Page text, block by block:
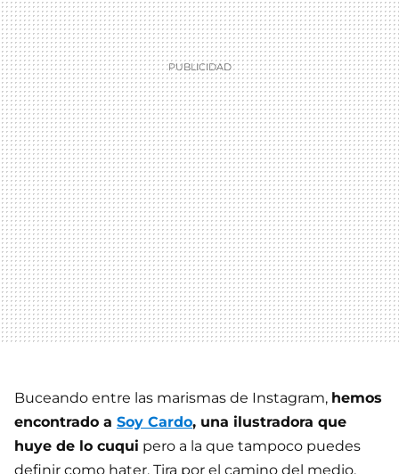
Buceando entre las marismas de Instagram, hemos
encontrado a Soy Cardo, una ilustradora que
huye de lo cuqui pero a la que tampoco puedes
definir como hater. Tira por el camino del medio,